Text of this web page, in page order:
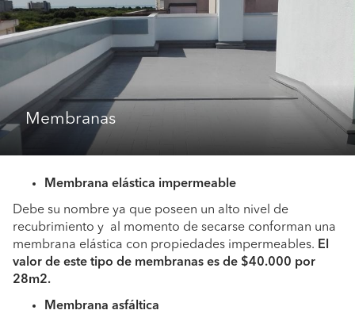
Membranas
Membrana elástica impermeable
Debe su nombre ya que poseen un alto nivel de
recubrimiento y al momento de secarse conforman una
membrana elástica con propiedades impermeables. El
valor de este tipo de membranas es de $40.000 por
28m2.
Membrana asfáltica